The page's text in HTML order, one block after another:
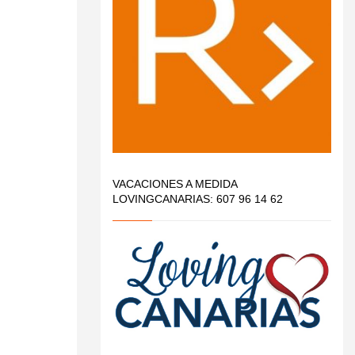
VACACIONES A MEDIDA
LOVINGCANARIAS: 607 96 14 62